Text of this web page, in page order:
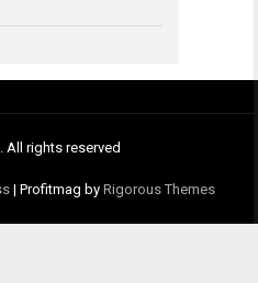
All rights reserved
| Profitmag by Rigorous Themes